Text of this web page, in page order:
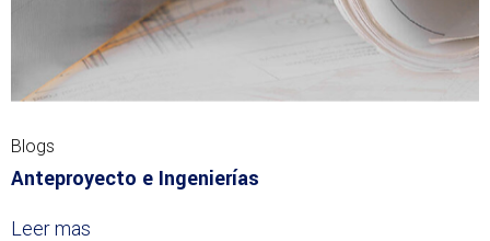
Blogs
Anteproyecto e Ingenierías
Leer mas